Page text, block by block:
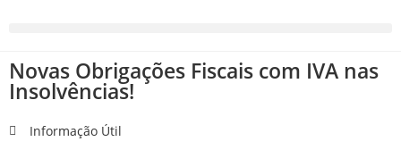
Novas Obrigações Fiscais com IVA nas
Insolvências!
Informação Útil